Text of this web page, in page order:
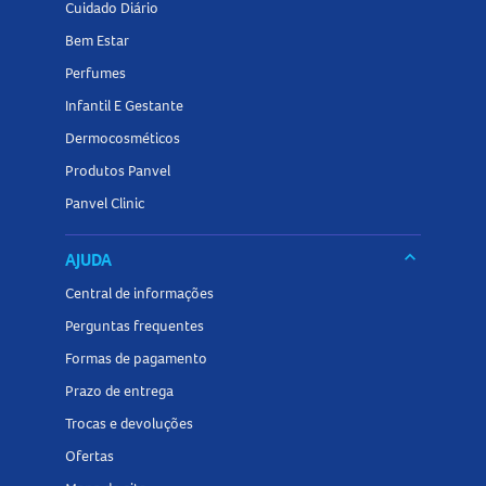
Cuidado Diário
Bem Estar
Perfumes
Infantil E Gestante
Dermocosméticos
Produtos Panvel
Panvel Clinic
AJUDA keyboard_arrow_down
Central de informações
Perguntas frequentes
Formas de pagamento
Prazo de entrega
Trocas e devoluções
Ofertas